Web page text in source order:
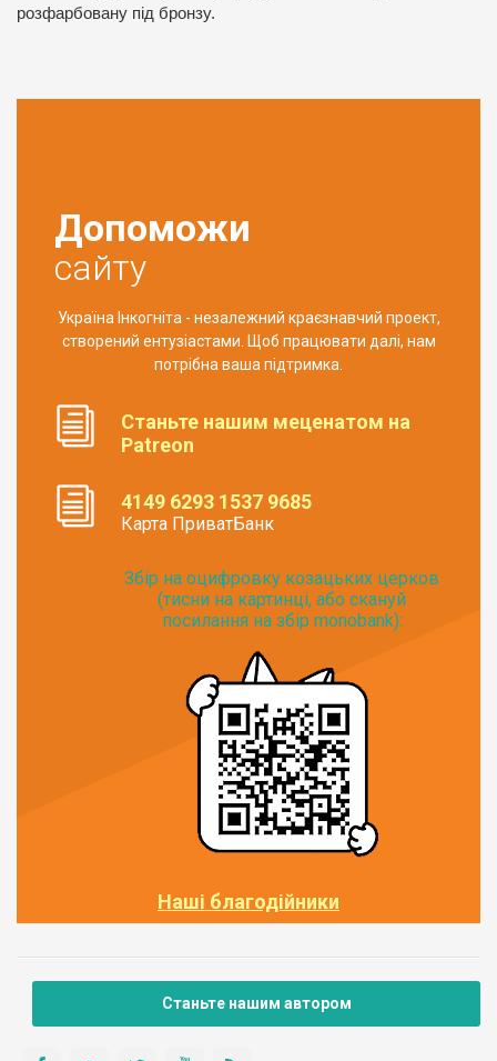
розфарбовану під бронзу.
Допоможи
сайту
Україна Інкогніта - незалежний краєзнавчий проект,
створений ентузіастами. Щоб працювати далі, нам
потрібна ваша підтримка.
Станьте нашим меценатом на
Patreon
4149 6293 1537 9685
Карта ПриватБанк
Збір на оцифровку козацьких церков
(тисни на картинці, або скануй
посилання на збір monobank):
Наші благодійники
Станьте нашим автором